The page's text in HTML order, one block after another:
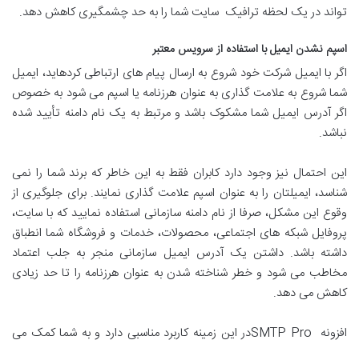
تواند در یک لحظه ترافیک سایت شما را به حد چشمگیری کاهش دهد.
اسپم نشدن ایمیل با استفاده از سرویس معتبر
اگر با ایمیل شرکت خود شروع به ارسال پیام های ارتباطی کرده­اید، ایمیل
شما شروع به علامت گذاری به عنوان هرزنامه یا اسپم می شود به ­خصوص
اگر آدرس ایمیل شما مشکوک باشد و مرتبط به یک نام دامنه تأیید شده
نباشد.
این احتمال نیز وجود دارد کابران فقط به این خاطر که برند شما را نمی
شناسد، ایمیلتان را به عنوان اسپم علامت گذاری نمایند. برای جلوگیری از
وقوع این مشکل، صرفا از نام دامنه سازمانی استفاده نمایید که با سایت،
پروفایل شبکه های اجتماعی، محصولات، خدمات و فروشگاه شما انطباق
داشته باشد. داشتن یک آدرس ایمیل سازمانی منجر به جلب اعتماد
مخاطب می شود و خطر شناخته شدن به عنوان هرزنامه را تا حد زیادی
کاهش می دهد.
افزونه SMTP Proدر این زمینه کاربرد مناسبی دارد و به شما کمک می